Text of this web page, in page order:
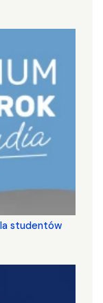
studentów